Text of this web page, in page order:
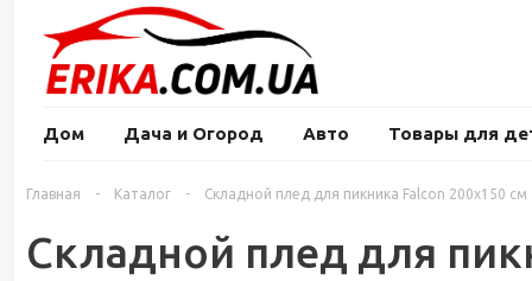
Дом Дача и Огород Авто Товары для
Главная - Каталог - Складной плед для пикника Falcon 200x150
Складной плед для